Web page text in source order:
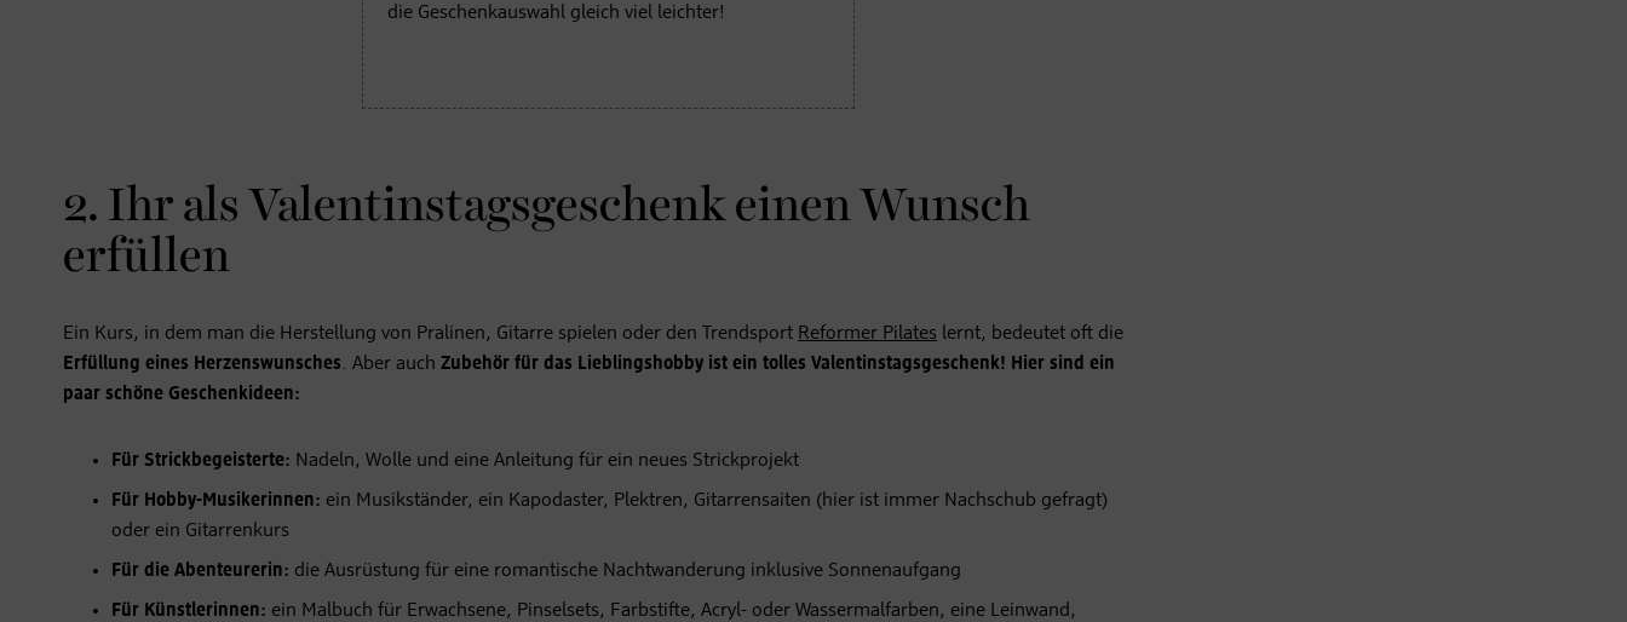
die Geschenkauswahl gleich viel leichter!
2. Ihr als Valentinstagsgeschenk einen Wunsch
erfüllen
Ein Kurs, in dem man die Herstellung von Pralinen, Gitarre spielen oder den Trendsport Reformer Pilates lernt, bedeutet oft die
Erfüllung eines Herzenswunsches. Aber auch Zubehör für das Lieblingshobby ist ein tolles Valentinstagsgeschenk! Hier sind ein
paar schöne Geschenkideen:
Für Strickbegeisterte: Nadeln, Wolle und eine Anleitung für ein neues Strickprojekt
Für Hobby-Musikerinnen: ein Musikständer, ein Kapodaster, Plektren, Gitarrensaiten (hier ist immer Nachschub gefragt)
oder ein Gitarrenkurs
Für die Abenteurerin: die Ausrüstung für eine romantische Nachtwanderung inklusive Sonnenaufgang
Für Künstlerinnen: ein Malbuch für Erwachsene, Pinselsets, Farbstifte, Acryl- oder Wassermalfarben, eine Leinwand,